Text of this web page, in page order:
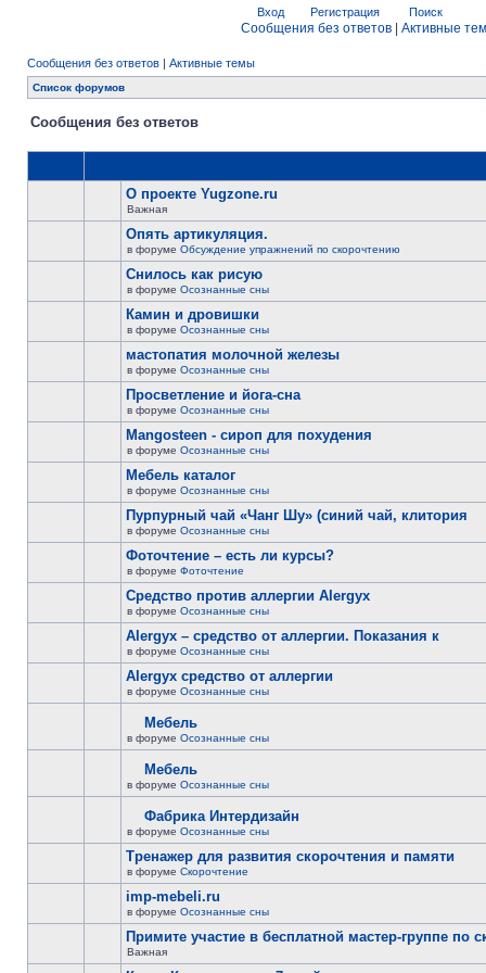
Вход Регистрация Поиск
Сообщения без ответов Активные
Сообщения без ответов | Активные темы
Список форумов
Сообщения без ответов
О проекте Yugzone.ru
Важная
Опять артикуляция.
в форуме Обсуждение упражнений по скорочтению
Снилось как рисую
в форуме Осознанные сны
Камин и дровишки
в форуме Осознанные сны
мастопатия молочной железы
в форуме Осознанные сны
Просветление и йога-сна
в форуме Осознанные сны
Mangosteen - сироп для похудения
в форуме Осознанные сны
Мебель каталог
в форуме Осознанные сны
Пурпурный чай «Чанг Шу» (синий чай, клитория
в форуме Осознанные сны
Фоточтение – есть ли курсы?
в форуме Фоточтение
Cредство против аллергии Alergyx
в форуме Осознанные сны
Alergyx – средство от аллергии. Показания к
в форуме Осознанные сны
Alergyx средство от аллергии
в форуме Осознанные сны
Мебель
в форуме Осознанные сны
Мебель
в форуме Осознанные сны
Фабрика Интердизайн
в форуме Осознанные сны
Тренажер для развития скорочтения и памяти
в форуме Скорочтение
imp-mebeli.ru
в форуме Осознанные сны
Примите участие в бесплатной мастер-группе по
Важная